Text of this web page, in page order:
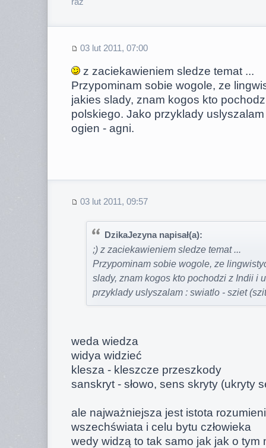
03 lut 2011, 07:00
z zaciekawieniem sledze temat ...
Przypominam sobie wogole, ze
jakies slady, znam kogos kto
polskiego. Jako przyklady
ogien - agni.
03 lut 2011, 09:57
DzikaJezyna napisał(a):
;) z zaciekawieniem sledze temat ...
Przypominam sobie wogole, ze
slady, znam kogos kto pochodzi z Indii i
przyklady uslyszalam : swiatlo - sziet
weda wiedza
widya widzieć
klesza - kleszcze przeszkody
sanskryt - słowo, sens skryty (ukryty
ale najważniejsza jest istota
wszechświata i celu bytu człowieka
wedy widzą to tak samo jak jak o tym